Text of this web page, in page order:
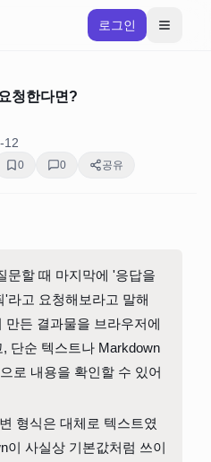
로그인
청한다면?
12
0 0 공유
문할 때 마지막에 '응답을
라고 요청해보라고 말해
만든 결과물을 브라우저에
단순 텍스트나 Markdown
로 내용을 확인할 수 있어
형식은 대체로 텍스트였
이 사실상 기본값처럼 쓰이